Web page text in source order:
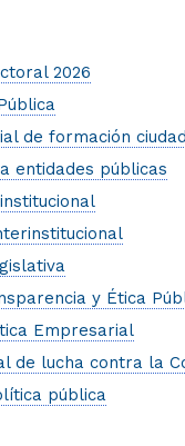
2026
de formación
entidades públicas
y Ética
Empresarial
de lucha contra la
pública